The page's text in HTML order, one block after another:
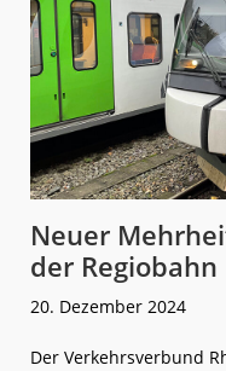
Neuer
der Regiobahn
20. Dezember 2024
Der Verkehrsverbund